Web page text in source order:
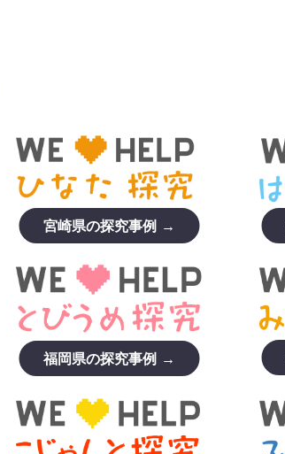
宮崎県の探究事例 →
福岡県の探究事例 →